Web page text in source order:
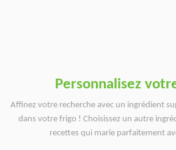
Personnalisez
Affinez votre recherche avec un ingrédient
dans votre frigo ! Choisissez un autre
recettes qui marie parfaitement